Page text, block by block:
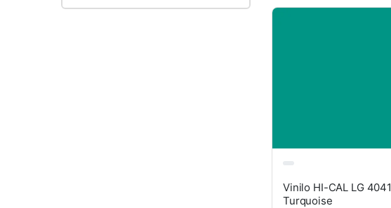
Vinilo HI-CAL LG 4041
Turquoise